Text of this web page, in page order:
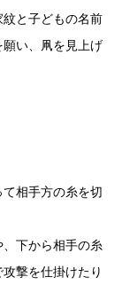
紋と子どもの名前
い、凧を見上げ
相手方の糸を切
下から相手の糸
撃を仕掛けたり